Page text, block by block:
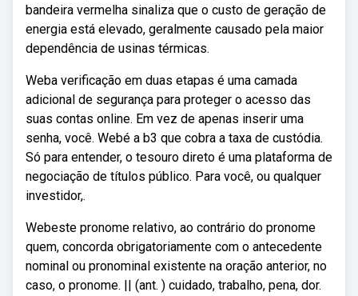
bandeira vermelha sinaliza que o custo de geração de
energia está elevado, geralmente causado pela maior
dependência de usinas térmicas.
Weba verificação em duas etapas é uma camada
adicional de segurança para proteger o acesso das
suas contas online. Em vez de apenas inserir uma
senha, você. Webé a b3 que cobra a taxa de custódia.
Só para entender, o tesouro direto é uma plataforma de
negociação de títulos público. Para você, ou qualquer
investidor,.
Webeste pronome relativo, ao contrário do pronome
quem, concorda obrigatoriamente com o antecedente
nominal ou pronominal existente na oração anterior, no
caso, o pronome. || (ant. ) cuidado, trabalho, pena, dor.